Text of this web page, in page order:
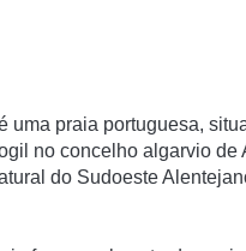
uma praia portuguesa,
no concelho algarvio de
do Sudoeste